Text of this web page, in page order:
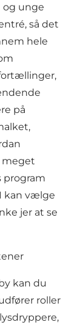
og unge
så det
hele
på
meget
program
I kan vælge
jer at se
kan du
roller